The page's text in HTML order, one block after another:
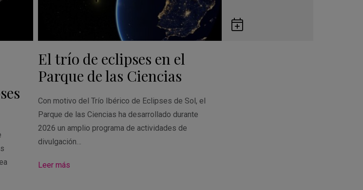
El trío de eclipses en el
Parque de las Ciencias
Con motivo del Trío Ibérico de Eclipses de Sol, el
Parque de las Ciencias ha desarrollado durante
2026 un amplio programa de actividades de
divulgación…
Leer más